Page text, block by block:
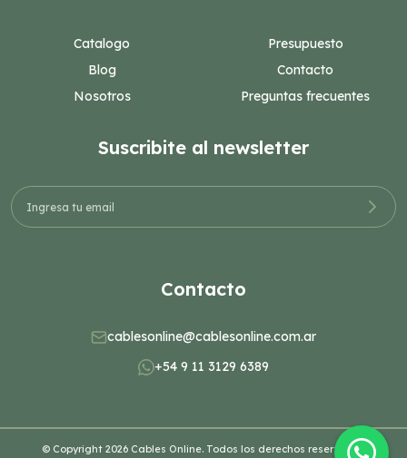
Catalogo
Blog
Nosotros
Presupuesto
Contacto
Preguntas frecuentes
Suscribite al newsletter
Contacto
cablesonline@cablesonline.com.ar
+54 9 11 3129 6389
© Copyright 2026 Cables Online. Todos los derechos reservados